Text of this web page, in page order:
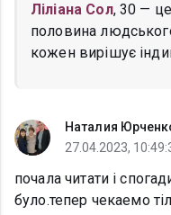
Ліліана Сол, 30 — це
половина
кожен вирішує
Наталия
27.04.2023,
почала читати і
було.тепер чекаемо